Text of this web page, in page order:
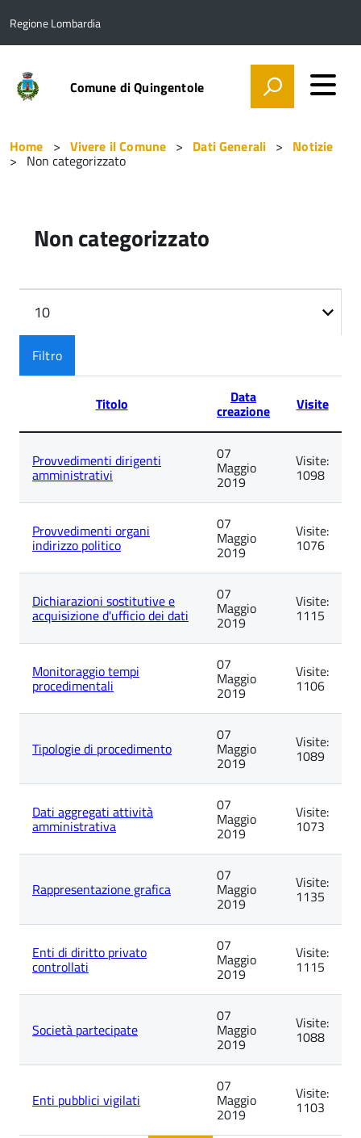
Regione Lombardia
Comune di Quingentole
Home Vivere il Comune Dati Generali Notizie
Non categorizzato
Non categorizzato
Filtri
Filtro
degli
articoli
nella
categoria
categorizzato
Titolo Data
creazione Visite
Provvedimenti dirigenti
amministrativi
07
Maggio
2019
Visite:
1098
Provvedimenti organi
indirizzo politico
07
Maggio
2019
Visite:
1076
Dichiarazioni sostitutive e
acquisizione d'ufficio dei dati
07
Maggio
2019
Visite:
1115
Monitoraggio tempi
procedimentali
07
Maggio
2019
Visite:
1106
Tipologie di procedimento
07
Maggio
2019
Visite:
1089
Dati aggregati attività
amministrativa
07
Maggio
2019
Visite:
1073
Rappresentazione grafica
07
Maggio
2019
Visite:
1135
Enti di diritto privato
controllati
07
Maggio
2019
Visite:
1115
Società partecipate
07
Maggio
2019
Visite:
1088
Enti pubblici vigilati
07
Maggio
2019
Visite:
1103